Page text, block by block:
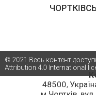
48500,
© 2021 Весь контент
Attribution 4.0 International